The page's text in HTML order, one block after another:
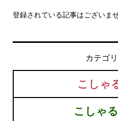
登録されている記事はございませ
カテゴ
こしゃ
こしゃる